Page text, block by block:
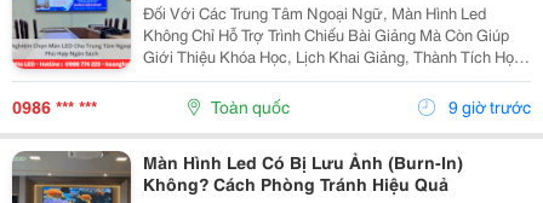
Đối Với Các Trung Tâm Ngoại Ngữ, Màn Hình Led
Không Chỉ Hỗ Trợ Trình Chiếu Bài Giảng Mà Còn Giúp
Giới Thiệu Khóa Học, Lịch Khai Giảng, Thành Tích Học
Viên Và Các Thông Tin Cần Thiết Một Cách Trực Quan.
Tuy Nhiên, Để Tối Ưu Chi Phí Đầu Tư, Việc Lựa...
0986 *** *** Toàn quốc 9 giờ trước
Màn Hình Led Có Bị Lưu Ảnh (Burn-In)
Không? Cách Phòng Tránh Hiệu Quả